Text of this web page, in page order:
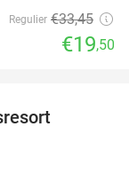
Regulier €33,45
€19,50